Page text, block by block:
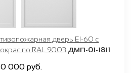
дверь EI-60 с
по RAL 9003 ДМП-01-1811
000 руб.